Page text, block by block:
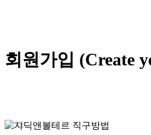
회원가입 (Create